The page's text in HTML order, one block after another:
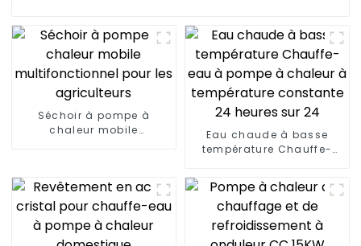
Séchoir à pompe à
chaleur mobile
Eau chaude à basse
température Chauffe-
température constante
24 heures sur 24